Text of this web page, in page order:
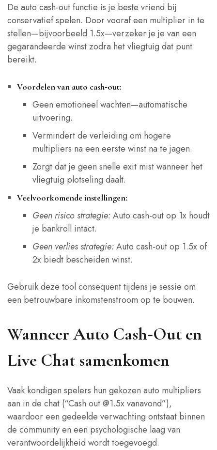
De auto cash‑out functie is je beste vriend bij
conservatief spelen. Door vooraf een multiplier in te
stellen—bijvoorbeeld 1.5x—verzeker je je van een
gegarandeerde winst zodra het vliegtuig dat punt
bereikt.
Voordelen van auto cash‑out:
Geen emotioneel wachten—automatische
uitvoering.
Vermindert de verleiding om hogere
multipliers na een eerste winst na te jagen.
Zorgt dat je geen snelle exit mist wanneer het
vliegtuig plotseling daalt.
Veelvoorkomende instellingen:
Geen risico strategie:Auto cash‑out op 1x houdt
je bankroll intact.
Geen verlies strategie:Auto cash‑out op 1.5x of
2x biedt bescheiden winst.
Gebruik deze tool consequent tijdens je sessie om
een betrouwbare inkomstenstroom op te bouwen.
Wanneer Auto Cash‑Out en
Live Chat samenkomen
Vaak kondigen spelers hun gekozen auto multipliers
aan in de chat (“Cash out @1.5x vanavond”),
waardoor een gedeelde verwachting ontstaat binnen
de community en een psychologische laag van
verantwoordelijkheid wordt toegevoegd.